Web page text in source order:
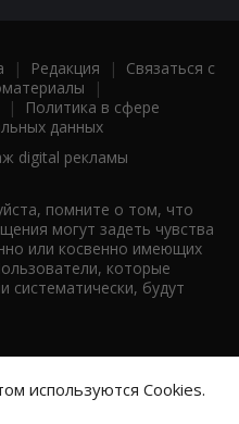
| Редакция | Связаться с
|
|
Политика в сфере
данных
digital рекламы
помните о том, что
могут задеть чувства
или косвенно имеющих
которые
систематически, будут
используются Cookies.